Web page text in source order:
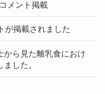
メント掲載
が掲載されました
から見た離乳食におけ
した。